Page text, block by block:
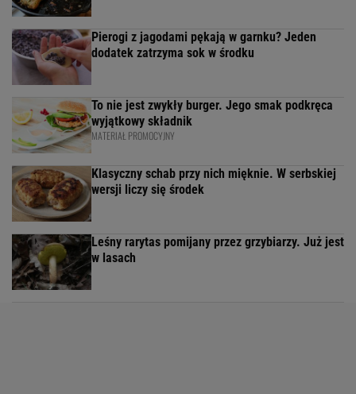
Pierogi z jagodami pękają w garnku? Jeden
dodatek zatrzyma sok w środku
To nie jest zwykły burger. Jego smak podkręca
wyjątkowy składnik
MATERIAŁ PROMOCYJNY
Klasyczny schab przy nich mięknie. W serbskiej
wersji liczy się środek
Leśny rarytas pomijany przez grzybiarzy. Już jest
w lasach